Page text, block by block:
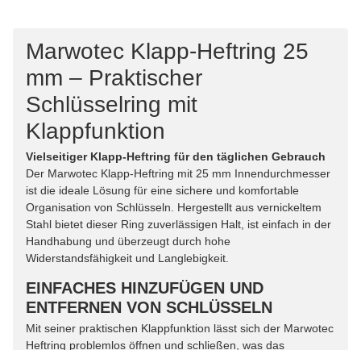
Marwotec Klapp-Heftring 25
mm – Praktischer
Schlüsselring mit
Klappfunktion
Vielseitiger Klapp-Heftring für den täglichen Gebrauch
Der Marwotec Klapp-Heftring mit 25 mm Innendurchmesser
ist die ideale Lösung für eine sichere und komfortable
Organisation von Schlüsseln. Hergestellt aus vernickeltem
Stahl bietet dieser Ring zuverlässigen Halt, ist einfach in der
Handhabung und überzeugt durch hohe
Widerstandsfähigkeit und Langlebigkeit.
EINFACHES HINZUFÜGEN UND
ENTFERNEN VON SCHLÜSSELN
Mit seiner praktischen Klappfunktion lässt sich der Marwotec
Heftring problemlos öffnen und schließen, was das